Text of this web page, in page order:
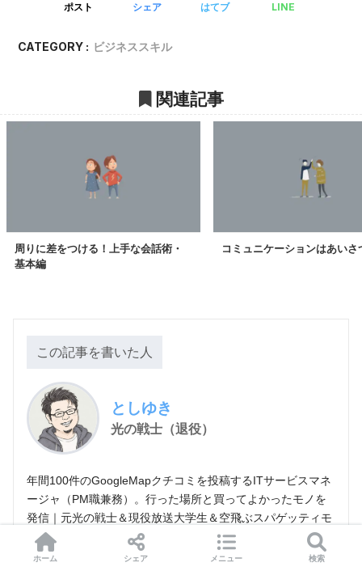
ポスト シェア はてブ LINE
CATEGORY : ビジネススキル
関連記事
周りに差をつける！上手な会話術・
基本編
コミュニケーションはあいさ
この記事を書いた人
としゆき
光の戦士（退役）
年間100件のGoogleMapクチコミを投稿するITサービスマネ
ージャ（PM職兼務）。行った場所と買ってよかったモノを
発信｜元光の戦士＆現役放送大学生＆空飛ぶスパゲッティモ
ンスター教の牧師
ホーム シェア メニュー 検索